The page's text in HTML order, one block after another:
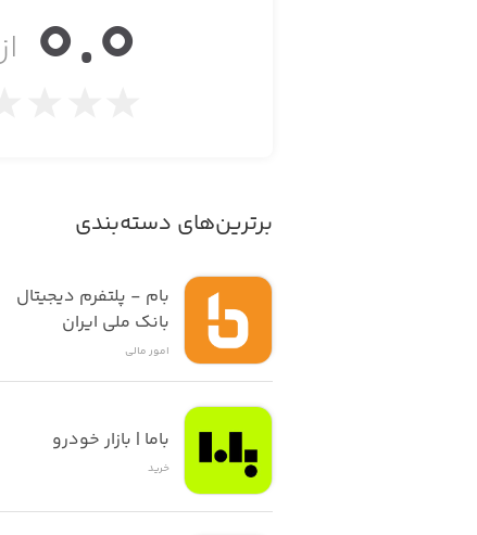
0.0
برترین‌های دسته‌بندی
بانک ملی ایران
امور ‌مالی
باما | بازار خودرو
خرید